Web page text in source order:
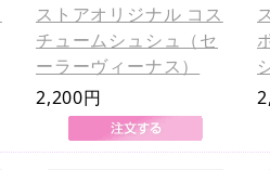
ストアオリジナル コス
チュームシュシュ（セ
ーラーヴィーナス）
2,200円